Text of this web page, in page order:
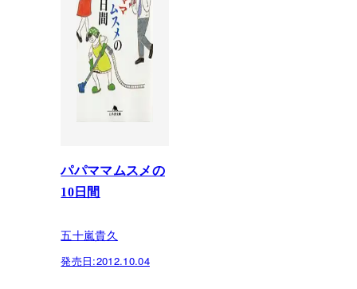
パパママムスメの
10日間
五十嵐貴久
発売日:2012.10.04